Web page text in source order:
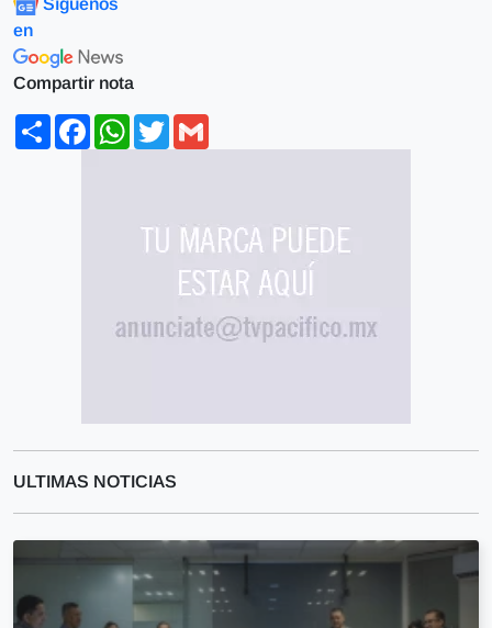
Síguenos
en
Compartir nota
ShareFacebookWhatsApp
Twitter
ULTIMAS NOTICIAS